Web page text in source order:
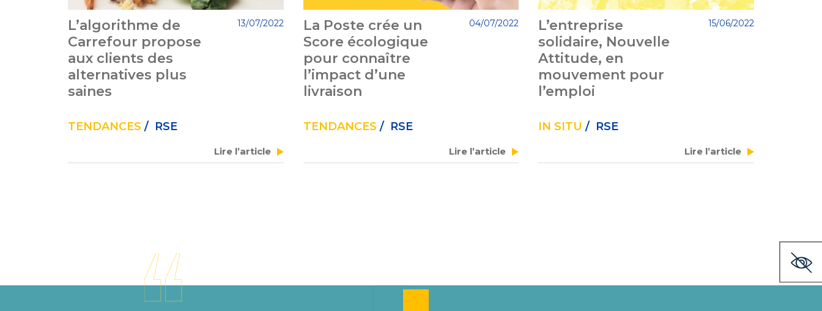
L’algorithme de
Carrefour propose
aux clients des
alternatives plus
saines
13/07/2022
TENDANCES / RSE
Lire l’article
La Poste crée un
Score écologique
pour connaître
l’impact d’une
livraison
04/07/2022
TENDANCES / RSE
Lire l’article
L’entreprise
solidaire, Nouvelle
Attitude, en
mouvement pour
l’emploi
15/06/2022
IN SITU / RSE
Lire l’article